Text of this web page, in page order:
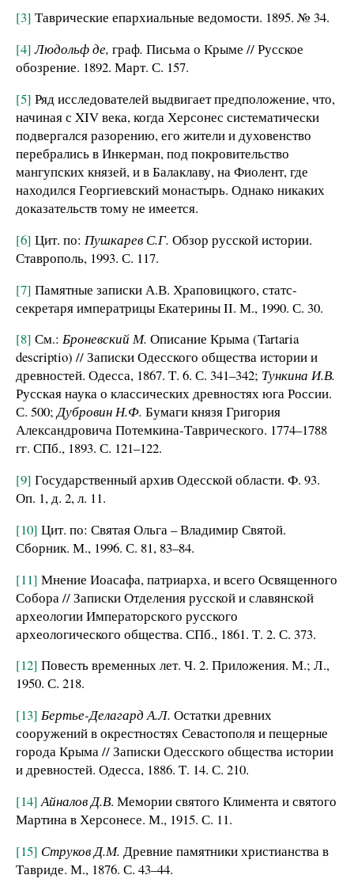
[3] Таврические епархиальные ведомости. 1895. № 34.
[4] Людольф де, граф. Письма о Крыме // Русское
обозрение. 1892. Март. С. 157.
[5] Ряд исследователей выдвигает предположение, что,
начиная с XIV века, когда Херсонес систематически
подвергался разорению, его жители и духовенство
перебрались в Инкерман, под покровительство
мангупских князей, и в Балаклаву, на Фиолент, где
находился Георгиевский монастырь. Однако никаких
доказательств тому не имеется.
[6] Цит. по: Пушкарев С.Г. Обзор русской истории.
Ставрополь, 1993. С. 117.
[7] Памятные записки А.В. Храповицкого, статс-
секретаря императрицы Екатерины II. М., 1990. С. 30.
[8] См.: Броневский М. Описание Крыма (Tartaria
descriptio) // Записки Одесского общества истории и
древностей. Одесса, 1867. Т. 6. С. 341–342; Тункина И.В.
Русская наука о классических древностях юга России.
С. 500;Дубровин Н.Ф. Бумаги князя Григория
Александровича Потемкина-Таврического. 1774–1788
гг. СПб., 1893. С. 121–122.
[9] Государственный архив Одесской области. Ф. 93.
Оп. 1, д. 2, л. 11.
[10] Цит. по: Святая Ольга – Владимир Святой.
Сборник. М., 1996. С. 81, 83–84.
[11] Мнение Иоасафа, патриарха, и всего Освященного
Собора // Записки Отделения русской и славянской
археологии Императорского русского
археологического общества. СПб., 1861. Т. 2. С. 373.
[12] Повесть временных лет. Ч. 2. Приложения. М.; Л.,
1950. С. 218.
[13] Бертье-Делагард А.Л. Остатки древних
сооружений в окрестностях Севастополя и пещерные
города Крыма // Записки Одесского общества истории
и древностей. Одесса, 1886. Т. 14. С. 210.
[14] Айналов Д.В. Мемории святого Климента и святого
Мартина в Херсонесе. М., 1915. С. 11.
[15] Струков Д.М. Древние памятники христианства в
Тавриде. М., 1876. С. 43–44.